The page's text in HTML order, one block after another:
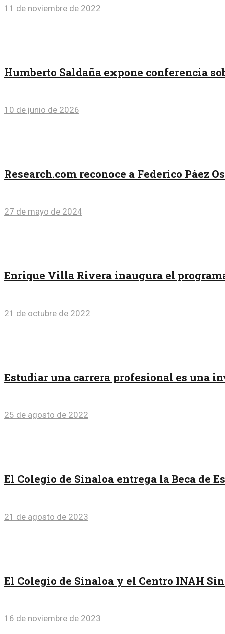
11 de noviembre de 2022
Humberto Saldaña expone conferencia
10 de junio de 2026
Research.com reconoce a Federico Páez
27 de mayo de 2024
Enrique Villa Rivera inaugura el
21 de octubre de 2022
Estudiar una carrera profesional es una
25 de agosto de 2022
El Colegio de Sinaloa entrega la Beca de
21 de agosto de 2023
El Colegio de Sinaloa y el Centro INAH
16 de noviembre de 2023